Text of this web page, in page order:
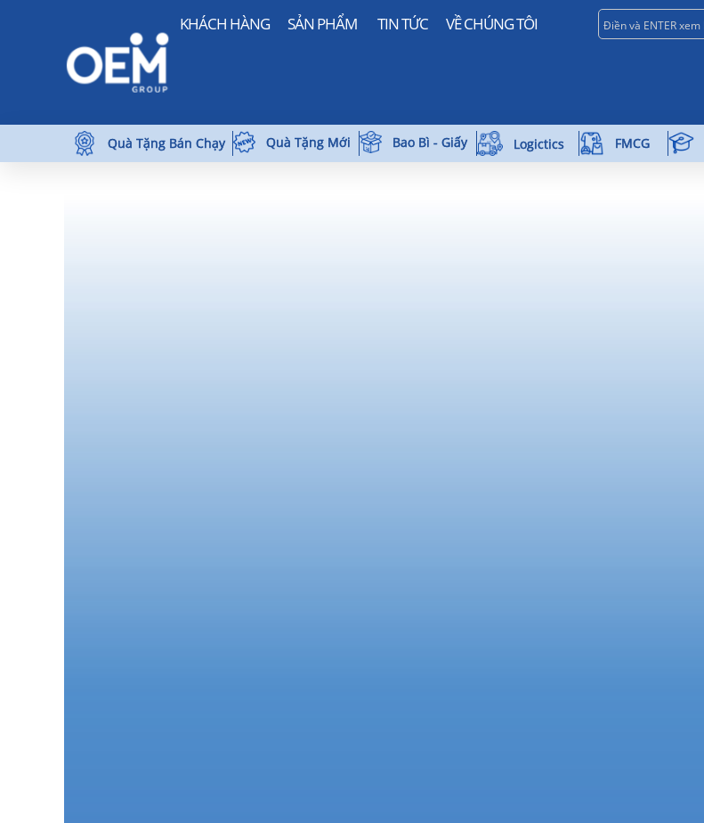
KHÁCH HÀNG SẢN PHẨM TIN TỨC VỀ CHÚNG TÔI
Quà Tặng Bán Chạy Quà Tặng Mới Bao Bì - Giấy Logictics FMCG